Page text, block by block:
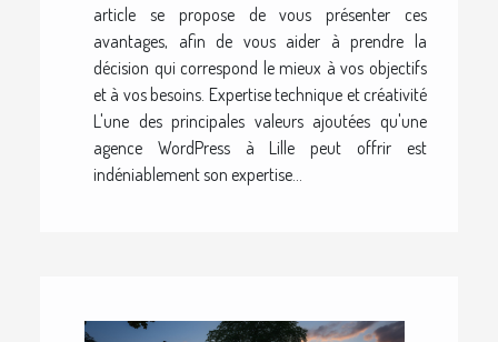
article se propose de vous présenter ces
avantages, afin de vous aider à prendre la
décision qui correspond le mieux à vos objectifs
et à vos besoins. Expertise technique et créativité
L'une des principales valeurs ajoutées qu'une
agence WordPress à Lille peut offrir est
indéniablement son expertise...